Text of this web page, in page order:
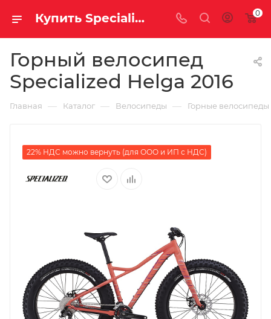
Купить Specialized Helga 2016 за рублей, а со скидкой 0
Горный велосипед
Specialized Helga 2016
Главная — Каталог — Велосипеды — Горные велосипеды
22% НДС можно вернуть (для ООО и ИП с НДС)